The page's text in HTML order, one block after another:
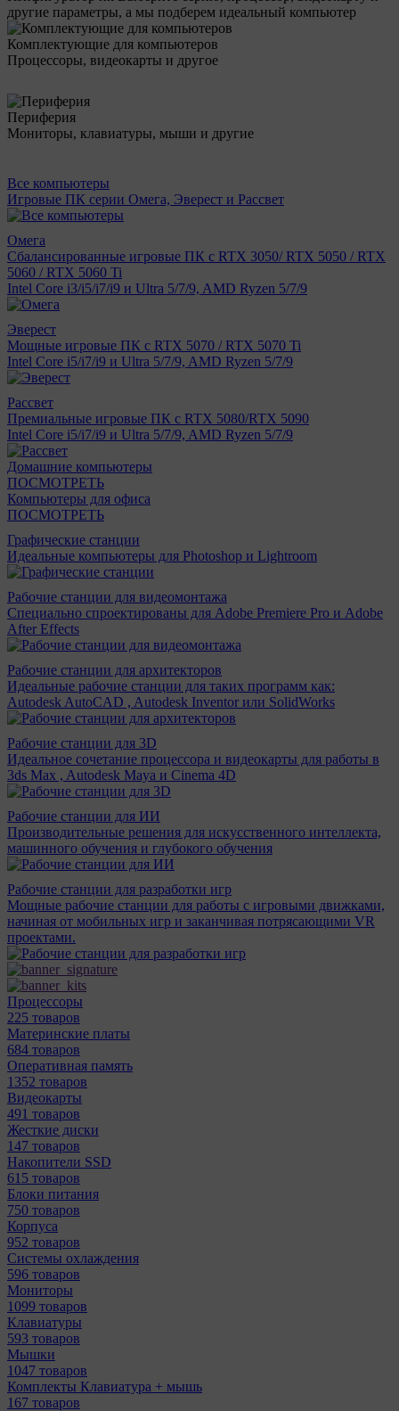
другие параметры, а мы подберем идеальный компьютер
Комплектующие для компьютеров
Процессоры, видеокарты и другое
Периферия
Мониторы, клавиатуры, мыши и другие
Все компьютеры
Игровые ПК серии Омега, Эверест и Рассвет
Омега
Сбалансированные игровые ПК с RTX 3050/ RTX 5050 / RTX
5060 / RTX 5060 Ti
Intel Core i3/i5/i7/i9 и Ultra 5/7/9, AMD Ryzen 5/7/9
Эверест
Мощные игровые ПК с RTX 5070 / RTX 5070 Ti
Intel Core i5/i7/i9 и Ultra 5/7/9, AMD Ryzen 5/7/9
Рассвет
Премиальные игровые ПК с RTX 5080/RTX 5090
Intel Core i5/i7/i9 и Ultra 5/7/9, AMD Ryzen 5/7/9
Домашние компьютеры
ПОСМОТРЕТЬ
Компьютеры для офиса
ПОСМОТРЕТЬ
Графические станции
Идеальные компьютеры для Photoshop и Lightroom
Рабочие станции для видеомонтажа
Специально спроектированы для Adobe Premiere Pro и Adobe
After Effects
Рабочие станции для архитекторов
Идеальные рабочие станции для таких программ как:
Autodesk AutoCAD , Autodesk Inventor или SolidWorks
Рабочие станции для 3D
Идеальное сочетание процессора и видеокарты для работы в
3ds Max , Autodesk Maya и Cinema 4D
Рабочие станции для ИИ
Производительные решения для искусственного интеллекта,
машинного обучения и глубокого обучения
Рабочие станции для разработки игр
Мощные рабочие станции для работы с игровыми движками,
начиная от мобильных игр и заканчивая потрясающими VR
проектами.
Процессоры
225 товаров
Материнcкие платы
684 товаров
Оперативная память
1352 товаров
Видеокарты
491 товаров
Жесткие диски
147 товаров
Накопители SSD
615 товаров
Блоки питания
750 товаров
Корпуса
952 товаров
Системы охлаждения
596 товаров
Мониторы
1099 товаров
Клавиатуры
593 товаров
Мышки
1047 товаров
Комплекты Клавиатура + мышь
167 товаров